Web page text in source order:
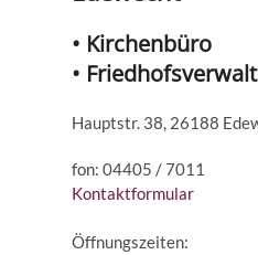
• Kirchenbüro
•
Hauptstr. 38, 26188
fon: 04405 / 7011
Kontaktformular
Öffnungszeiten: